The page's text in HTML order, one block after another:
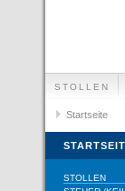
STOLLEN
Startseite
STOLLEN